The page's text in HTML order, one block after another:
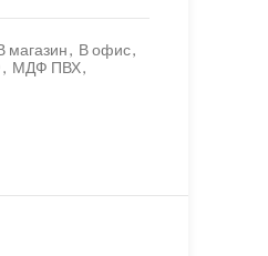
магазин, В офис,
, МДФ ПВХ,